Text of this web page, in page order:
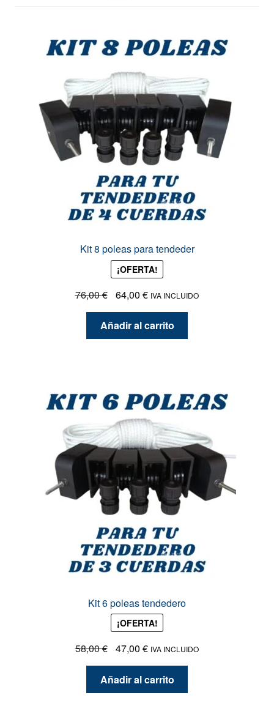
Kit 8 poleas para tendeder
¡OFERTA!
76,00€ El
precio
original
era:
64,00€El
precio
actual
es:
IVA INCLUIDO
Añadir al carrito
Kit 6 poleas tendedero
¡OFERTA!
58,00€ El
precio
original
era:
47,00€El
precio
actual
es:
IVA INCLUIDO
Añadir al carrito